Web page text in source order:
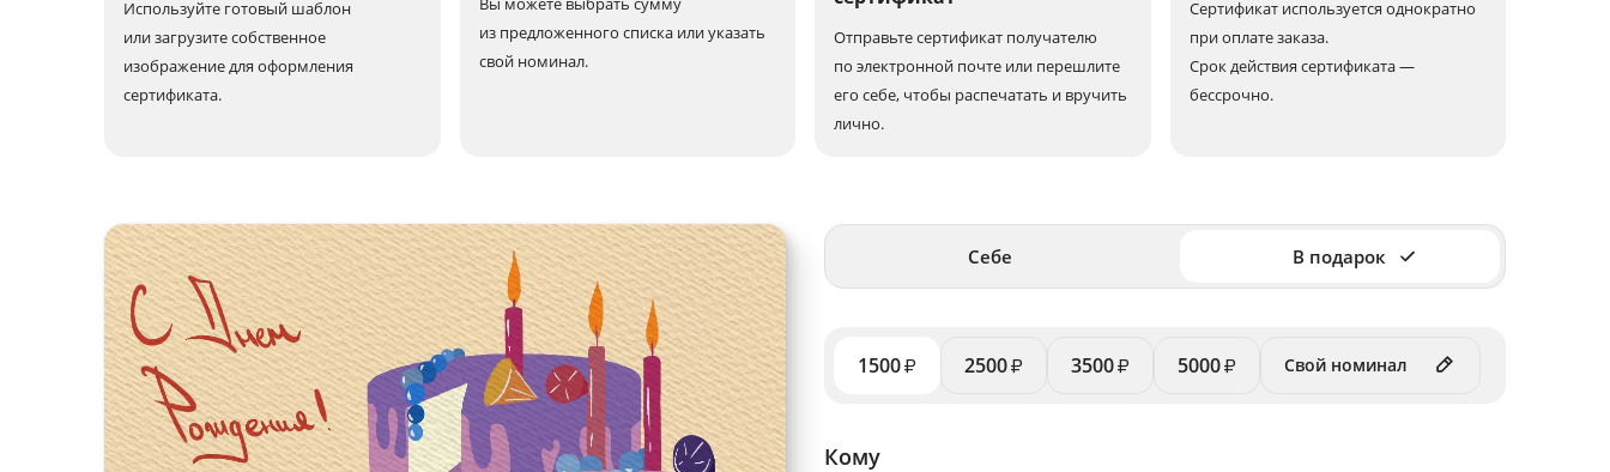
Используйте готовый шаблон
или загрузите собственное
изображение для оформления
сертификата.
из предложенного списка или указать
свой номинал.
Отправьте сертификат получателю
по электронной почте или перешлите
его себе, чтобы распечатать и вручить
лично.
Сертификат используется однократно
при оплате заказа.
Срок действия сертификата —
бессрочно.
Себе В подарок
1500₽ 2500₽ 3500₽ 5000₽
Кому